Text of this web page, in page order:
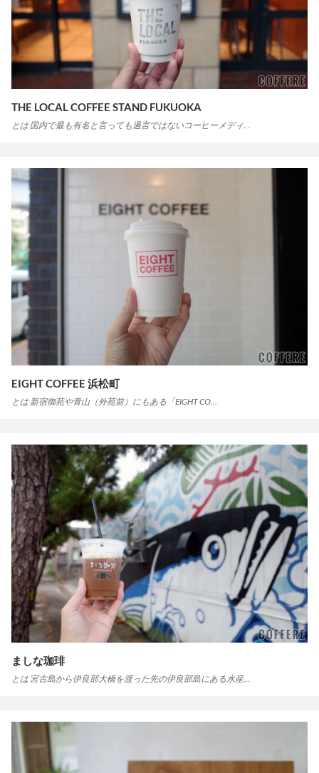
THE LOCAL COFFEE STAND FUKUOKA
とは 国内で最も有名と言っても過言ではないコーヒーメディ…
EIGHT COFFEE 浜松町
とは 新宿御苑や青山（外苑前）にもある「EIGHT CO…
ましな珈琲
とは 宮古島から伊良部大橋を渡った先の伊良部島にある水産…